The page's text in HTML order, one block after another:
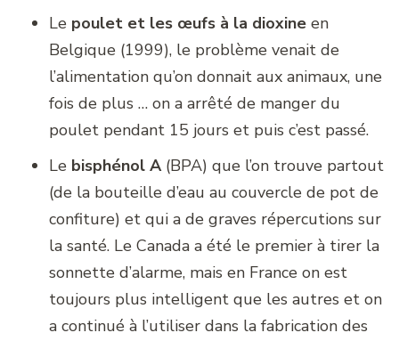
Le poulet et les œufs à la dioxine en
Belgique (1999), le problème venait de
l’alimentation qu’on donnait aux animaux, une
fois de plus … on a arrêté de manger du
poulet pendant 15 jours et puis c’est passé.
Le bisphénol A(BPA) que l’on trouve partout
(de la bouteille d’eau au couvercle de pot de
confiture) et qui a de graves répercutions sur
la santé. Le Canada a été le premier à tirer la
sonnette d’alarme, mais en France on est
toujours plus intelligent que les autres et on
a continué à l’utiliser dans la fabrication des